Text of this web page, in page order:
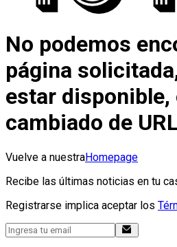
No podemos
página
estar disponible,
cambiado de
Vuelve a nuestraHomepage
Recibe las últimas noticias en tu
Registrarse implica aceptar los